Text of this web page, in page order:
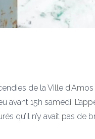
de la Ville
avant 15h samedi.
qu’il n’y avait pas de